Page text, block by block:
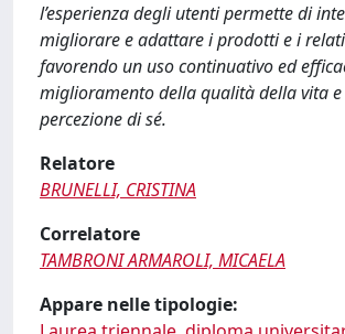
l’esperienza degli utenti permette di
migliorare e adattare i prodotti e i
favorendo un uso continuativo ed
miglioramento della qualità della vita
percezione di sé.
Relatore
BRUNELLI, CRISTINA
Correlatore
TAMBRONI ARMAROLI, MICAELA
Appare nelle tipologie: